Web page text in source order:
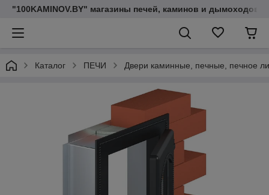
"100KAMINOV.BY" магазины печей, каминов и дымоходов
Каталог ПЕЧИ Двери каминные, печные, печное